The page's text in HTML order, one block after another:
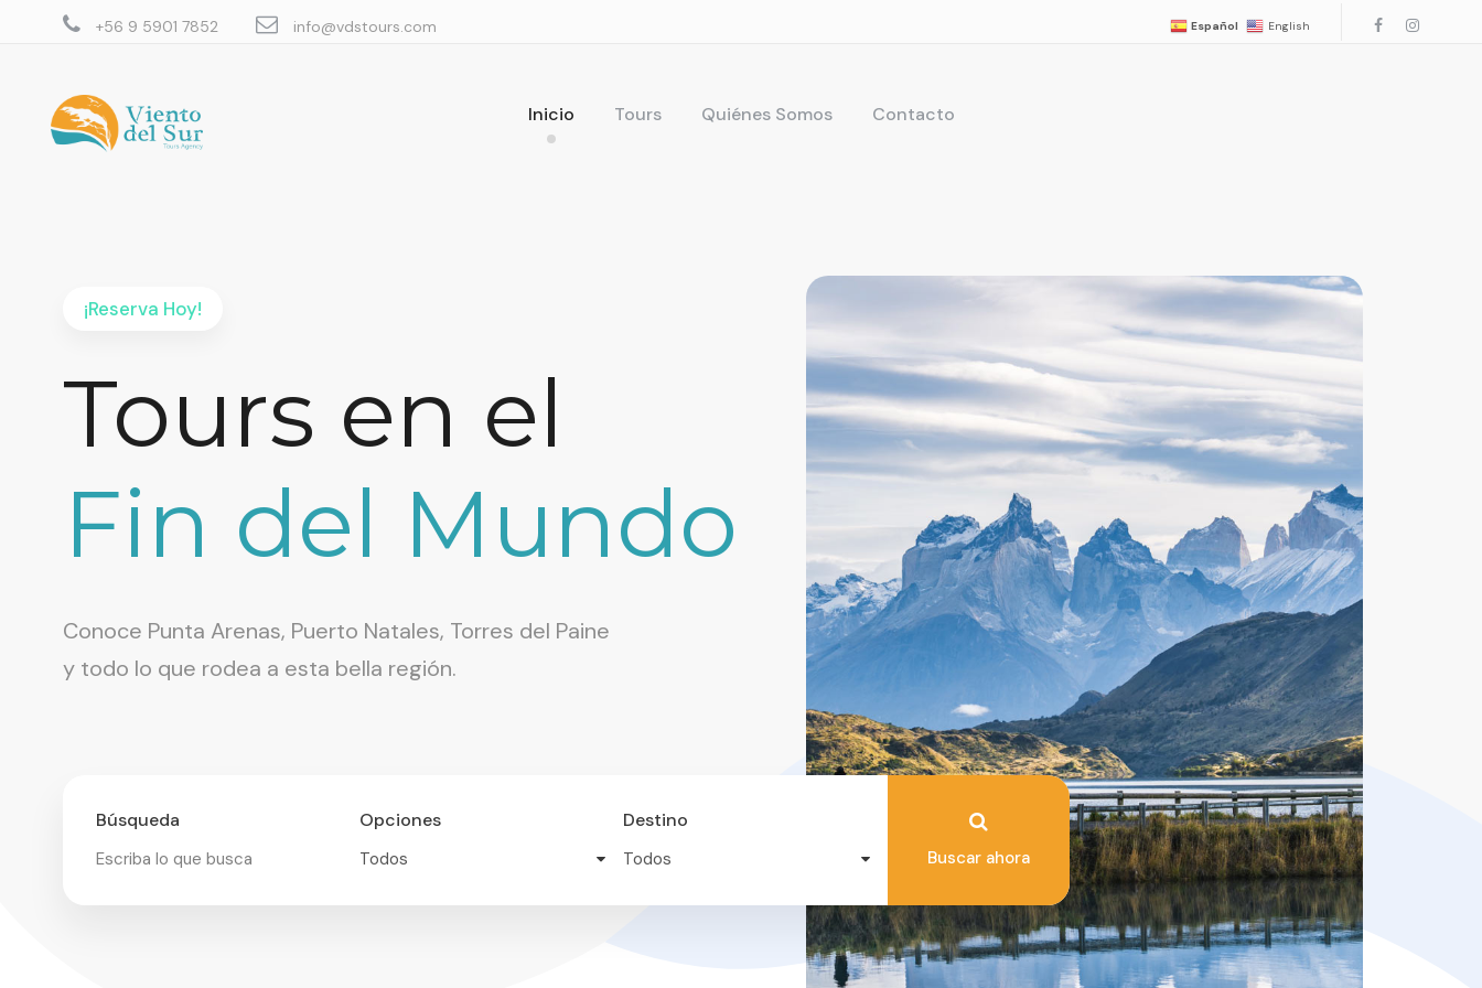
+56 9 5901 7852 info@vdstours.com Español English
Inicio Tours Quiénes Somos Contacto
¡Reserva Hoy!
Tours en el
Fin del Mundo
Conoce Punta Arenas, Puerto Natales, Torres del Paine
y todo lo que rodea a esta bella región.
Búsqueda Opciones Destino
Buscar ahora